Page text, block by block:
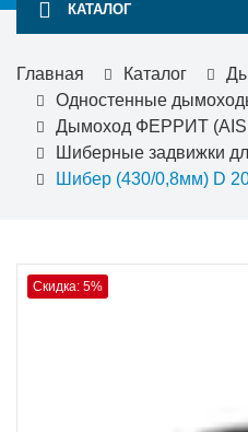
КАТАЛОГ
Главная Каталог
Одностенные
Дымоход ФЕРРИТ (AISI
Шиберные задвижки
Шибер (430/0,8мм) D
Скидка: 5%